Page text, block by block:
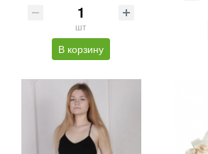
шт
В корзину